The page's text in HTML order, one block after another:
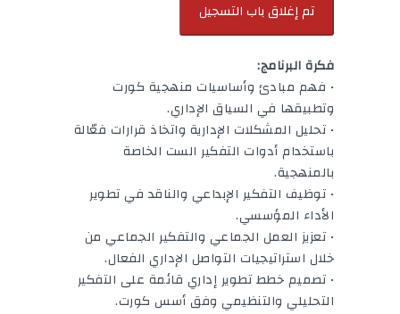
فكرة البرنامج:
• فهم مبادئ وأساسيات منهجية كورت
وتطبيقها في السياق الإداري.
• تحليل المشكلات الإدارية واتخاذ قرارات فعّالة
باستخدام أدوات التفكير الست الخاصة
بالمنهجية.
• توظيف التفكير الإبداعي والناقد في تطوير
الأداء المؤسسي.
• تعزيز العمل الجماعي والتفكير الجماعي من
خلال استراتيجيات التواصل الإداري الفعال.
• تصميم خطط تطوير إداري قائمة على التفكير
التحليلي والتنظيمي وفق أسس كورت.